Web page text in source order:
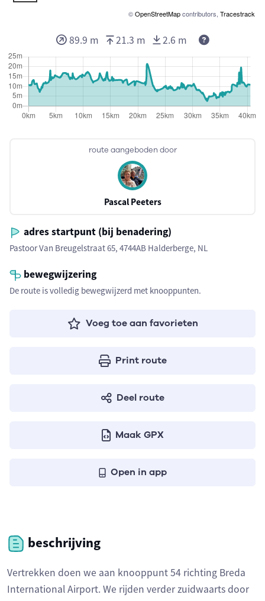
©OpenStreetMapcontributors, Tracestrack
route aangeboden door
Pascal Peeters
adres startpunt (bij benadering)
Pastoor Van Breugelstraat 65, 4744AB Halderberge, NL
bewegwijzering
De route is volledig bewegwijzerd met knooppunten.
Voeg toe aan favorieten
Print route
Deel route
Maak GPX
Open in app
89.9 m 21.3 m 2.6 m
beschrijving
Vertrekken doen we aan knooppunt 54 richting Breda
International Airport. We rijden verder zuidwaarts door